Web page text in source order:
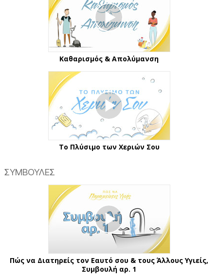
Καθαρισμός & Απολύμανση
Το Πλύσιμο των Χεριών Σου
ΣΥΜΒΟΥΛΕΣ
Πώς να Διατηρείς τον Εαυτό σου & τους Άλλους Υγιείς,
Συμβουλή αρ. 1